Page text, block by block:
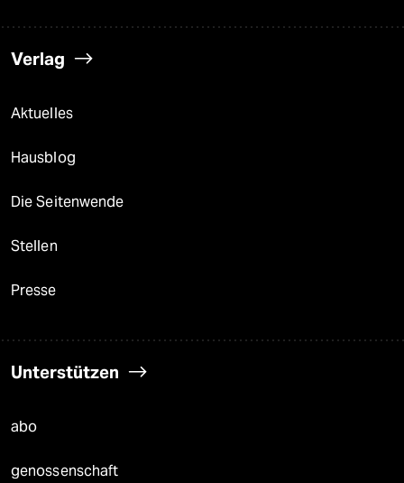
Verlag
Aktuelles
Hausblog
Die Seitenwende
Stellen
Presse
Unterstützen
abo
genossenschaft